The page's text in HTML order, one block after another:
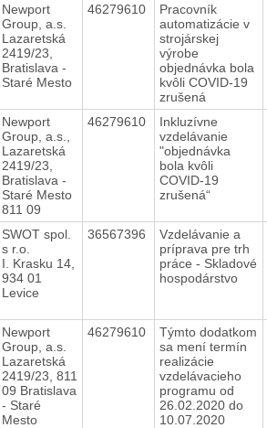
Newport
Group, a.s.
Lazaretská
2419/23,
Bratislava -
Staré Mesto
46279610
Pracovník
automatizácie v
strojárskej
výrobe
objednávka bola
kvôli COVID-19
zrušená
Newport
Group, a.s.,
Lazaretská
2419/23,
Bratislava -
Staré Mesto
811 09
46279610
Inkluzívne
vzdelávanie
"objednávka
bola kvôli
COVID-19
zrušená“
SWOT spol.
s r.o.
I. Krasku 14,
934 01
Levice
36567396
Vzdelávanie a
príprava pre trh
práce - Skladové
hospodárstvo
Newport
Group, a.s.
Lazaretská
2419/23, 811
09 Bratislava
- Staré
Mesto
46279610
Týmto dodatkom
sa mení termín
realizácie
vzdelávacieho
programu od
26.02.2020 do
10.07.2020